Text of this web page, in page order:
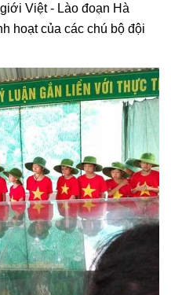
Việt - Lào đoạn Hà
hoạt của các chú bộ đội